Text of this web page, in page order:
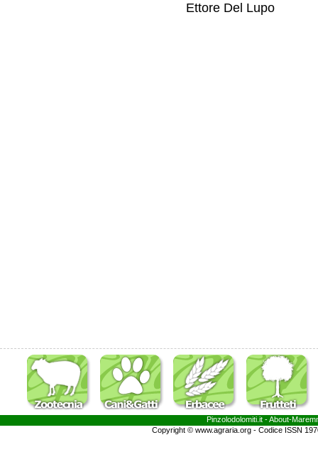
Ettore Del Lupo
Pinzolodolomiti.it - About-
Copyright © www.agraria.org - Codice ISSN